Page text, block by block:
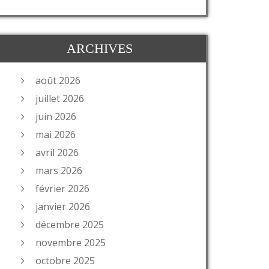
ARCHIVES
août 2026
juillet 2026
juin 2026
mai 2026
avril 2026
mars 2026
février 2026
janvier 2026
décembre 2025
novembre 2025
octobre 2025